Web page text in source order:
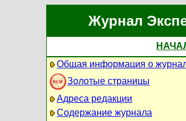
Журнал
Общая информация о
Золотые страницы
Адреса редакции
Содержание журнала